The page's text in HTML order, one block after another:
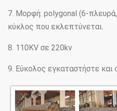
7. Μορφή: polygonal (6-
κύκλος που εκλεπτύνεται.
8. 110KV σε 220kv
9. Εύκολος εγκαταστήστε και